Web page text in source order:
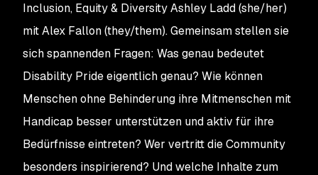
Inclusion, Equity & Diversity Ashley Ladd (she/her)
mit Alex Fallon (they/them). Gemeinsam stellen sie
sich spannenden Fragen: Was genau bedeutet
Disability Pride eigentlich genau? Wie können
Menschen ohne Behinderung ihre Mitmenschen mit
Handicap besser unterstützen und aktiv für ihre
Bedürfnisse eintreten? Wer vertritt die Community
besonders inspirierend? Und welche Inhalte zum